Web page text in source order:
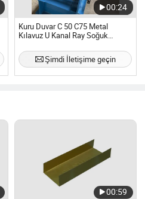
00:24
Kuru Duvar C 50 C75 Metal
Kılavuz U Kanal Ray Soğuk
Makinesi Hafif Çelik Kiriş Üretim
Malzemesi Yapım Makinesi
Şimdi İletişime geçin
00:59